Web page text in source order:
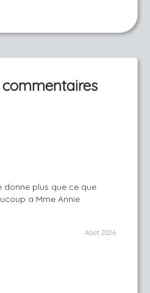
donne plus que ce que
a Mme Annie
Août 2026